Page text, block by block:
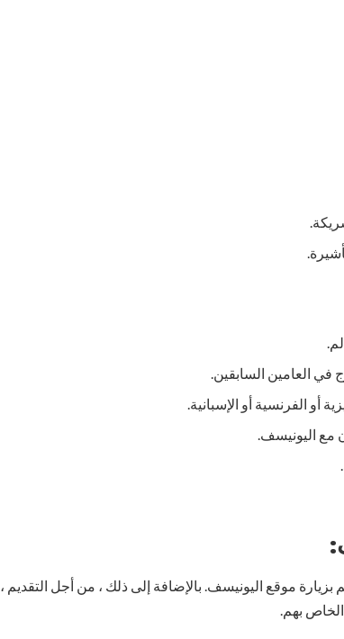
العامين السابقين.
أو الفرنسية أو الإسبانية.
مع اليونيسف.
موقع اليونيسف. بالإضافة إلى ذلك ، من أجل التقديم ،
بهم.